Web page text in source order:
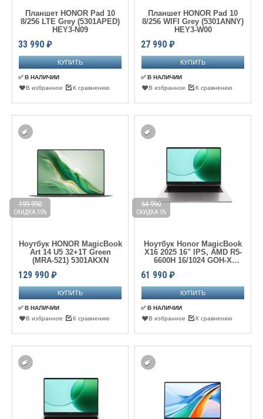
Планшет HONOR Pad 10
8/256 LTE Grey (5301APED)
HEY3-N09
33 990 ₽
✅ В НАЛИЧИИ
В избранное
К сравнению
Планшет HONOR Pad 10
8/256 WIFI Grey (5301ANNY)
HEY3-W00
27 990 ₽
✅ В НАЛИЧИИ
В избранное
К сравнению
Ноутбук HONOR MagicBook
Art 14 U5 32+1T Green
(MRA-521) 5301AKXN
129 990 ₽
199 990
СКИДКА 35%
✅ В НАЛИЧИИ
В избранное
К сравнению
Ноутбук Honor MagicBook
X16 2025 16" IPS, AMD R5-
6600H 16/1024 GOH-X
61 990 ₽
64 990
СКИДКА 5%
✅ В НАЛИЧИИ
В избранное
К сравнению